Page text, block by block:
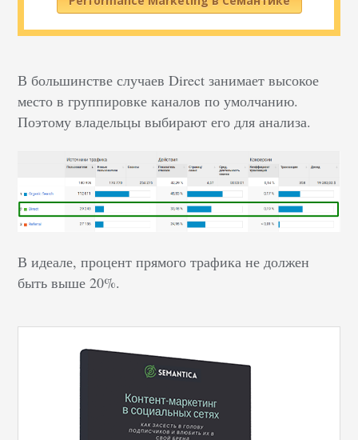
В большинстве случаев Direct занимает высокое
место в группировке каналов по умолчанию.
Поэтому владельцы выбирают его для анализа.
В идеале, процент прямого трафика не должен
быть выше 20%.